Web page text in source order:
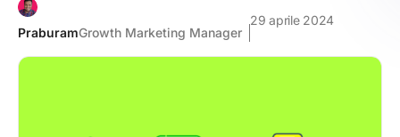
PraburamGrowth Marketing Manager
29 aprile 2024